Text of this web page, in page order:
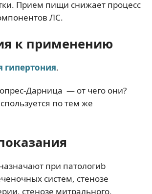
Прием пищи снижает процесс
ЛС.
к применению
гипертония.
Дарница — от чего они?
по тем же
при патологиb
систем, стенозе
стенозе митрального,